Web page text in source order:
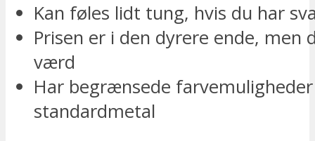
Kan føles lidt tung, hvis du har
Prisen er i den dyrere ende, men
værd
Har begrænsede
standardmetal